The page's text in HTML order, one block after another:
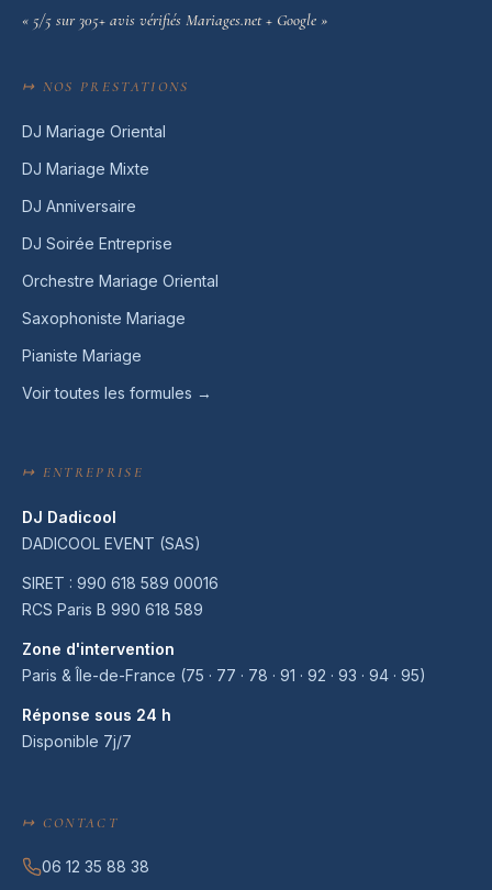
« 5/5 sur 305+ avis vérifiés Mariages.net + Google »
↦ NOS PRESTATIONS
DJ Mariage Oriental
DJ Mariage Mixte
DJ Anniversaire
DJ Soirée Entreprise
Orchestre Mariage Oriental
Saxophoniste Mariage
Pianiste Mariage
Voir toutes les formules →
↦ ENTREPRISE
DJ Dadicool
DADICOOL EVENT (SAS)
SIRET : 990 618 589 00016
RCS Paris B 990 618 589
Zone d'intervention
Paris & Île-de-France (75 · 77 · 78 · 91 · 92 · 93 · 94 · 95)
Réponse sous 24 h
Disponible 7j/7
↦ CONTACT
06 12 35 88 38